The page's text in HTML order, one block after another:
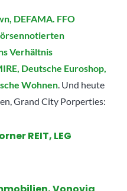
DEFAMA. FFO
Verhältnis
Deutsche Euroshop,
Wohnen. Und heute
Grand City Porperties:
REIT, LEG